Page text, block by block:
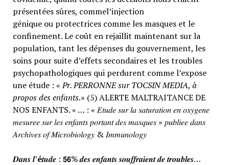
présentées sûres, commel’injection
génique ou protectrices comme les masques et le
confinement. Le coût en rejaillit maintenant sur la
population, tant les dépenses du gouvernement, les
soins pour suite d’effets secondaires et les troubles
psychopathologiques qui perdurent comme l’expose
une étude : «Pr. PERRONNE sur TOCSIN MEDIA, à
propos des enfants.» (5) ALERTE MALTRAITANCE DE
NOS ENFANTS. « … : « 𝐸𝑡𝑢𝑑𝑒 𝑠𝑢𝑟 𝑙𝑎 𝑠𝑎𝑡𝑢𝑟𝑎𝑡𝑖𝑜𝑛 𝑒𝑛 𝑜𝑥𝑦𝑔𝑒𝑛𝑒
𝑚𝑒𝑠𝑢𝑟𝑒𝑒 𝑠𝑢𝑟 𝑙𝑒𝑠 𝑒𝑛𝑓𝑎𝑛𝑡𝑠 𝑝𝑜𝑟𝑡𝑎𝑛𝑡 𝑑𝑒𝑠 𝑚𝑎𝑠𝑞𝑢𝑒𝑠 » 𝑝𝑢𝑏𝑙𝑖𝑒𝑒 𝑑𝑎𝑛𝑠
𝐴𝑟𝑐ℎ𝑖𝑣𝑒𝑠 𝑜𝑓 𝑀𝑖𝑐𝑟𝑜𝑏𝑖𝑜𝑙𝑜𝑔𝑦 & 𝐼𝑚𝑚𝑢𝑛𝑜𝑙𝑜𝑔𝑦
𝑫𝒂𝒏𝒔 𝒍’é𝒕𝒖𝒅𝒆 : 𝟱𝟲% 𝒅𝒆𝒔 𝒆𝒏𝒇𝒂𝒏𝒕𝒔 𝒔𝒐𝒖𝒇𝒇𝒓𝒂𝒊𝒆𝒏𝒕 𝒅𝒆 𝒕𝒓𝒐𝒖𝒃𝒍𝒆𝒔…